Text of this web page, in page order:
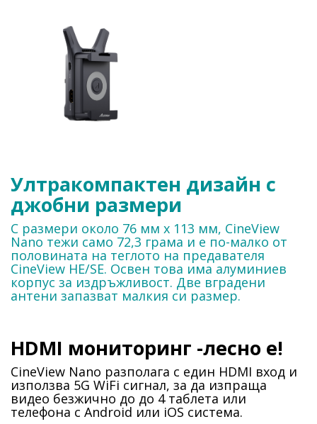
Ултракомпактен дизайн с
джобни размери
С размери около 76 мм x 113 мм, CineView
Nano тежи само 72,3 грама и е по-малко от
половината на теглото на предавателя
CineView HE/SE. Освен това има алуминиев
корпус за издръжливост. Две вградени
антени запазват малкия си размер.
HDMI мониторинг -лесно е!
CineView Nano разполага с един HDMI вход и
използва 5G WiFi сигнал, за да изпраща
видео безжично до до 4 таблета или
телефона с Android или iOS система.